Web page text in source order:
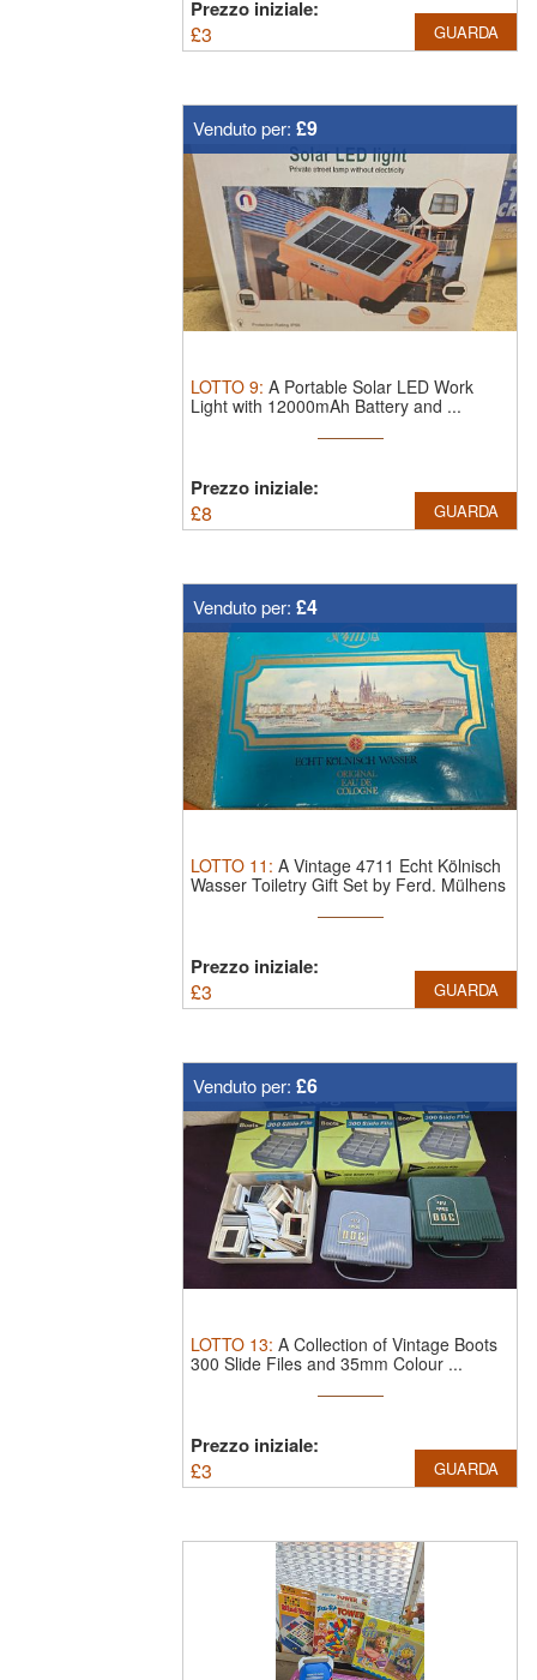
Prezzo iniziale:
£3 GUARDA
Venduto per: £9
LOTTO 9: A Portable Solar LED Work
Light with 12000mAh Battery and ...
Prezzo iniziale:
£8 GUARDA
Venduto per: £4
LOTTO 11 : A Vintage 4711 Echt Kölnisch
Wasser Toiletry Gift Set by Ferd. Mülhens
Prezzo iniziale:
£3 GUARDA
Venduto per: £6
LOTTO 13: A Collection of Vintage Boots
300 Slide Files and 35mm Colour ...
Prezzo iniziale:
£3 GUARDA